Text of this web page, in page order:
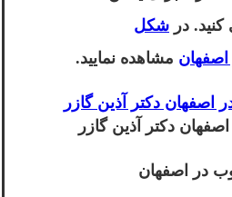
در شکل
مشاهده نمایید.
دکتر آذین گازر